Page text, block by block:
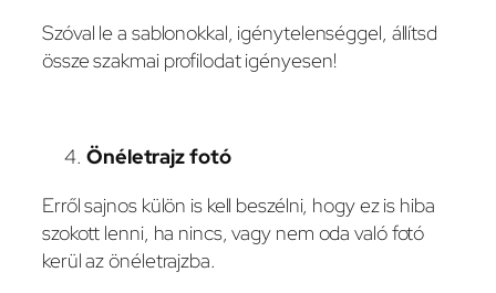
Szóval le a sablonokkal, igénytelenséggel, állítsd
össze szakmai profilodat igényesen!
Önéletrajz fotó
Erről sajnos külön is kell beszélni, hogy ez is hiba
szokott lenni, ha nincs, vagy nem oda való fotó
kerül az önéletrajzba.